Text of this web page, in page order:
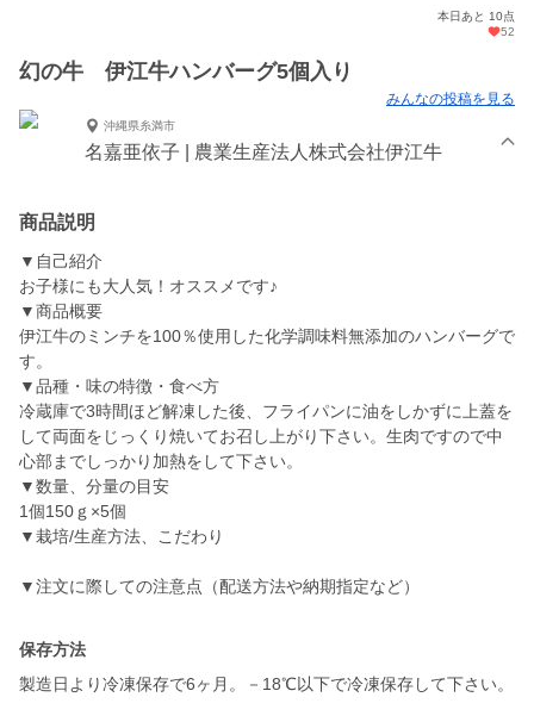
本日あと 10点
52
幻の牛 伊江牛ハンバーグ5個入り
みんなの投稿を見る
沖縄県糸満市
名嘉亜依子 | 農業生産法人株式会社伊江牛
商品説明
▼自己紹介
お子様にも大人気！オススメです♪
▼商品概要
伊江牛のミンチを100％使用した化学調味料無添加のハンバーグで
す。
▼品種・味の特徴・食べ方
冷蔵庫で3時間ほど解凍した後、フライパンに油をしかずに上蓋を
して両面をじっくり焼いてお召し上がり下さい。生肉ですので中
心部までしっかり加熱をして下さい。
▼数量、分量の目安
1個150ｇ×5個
▼栽培/生産方法、こだわり
▼注文に際しての注意点（配送方法や納期指定など）
保存方法
製造日より冷凍保存で6ヶ月。－18℃以下で冷凍保存して下さい。